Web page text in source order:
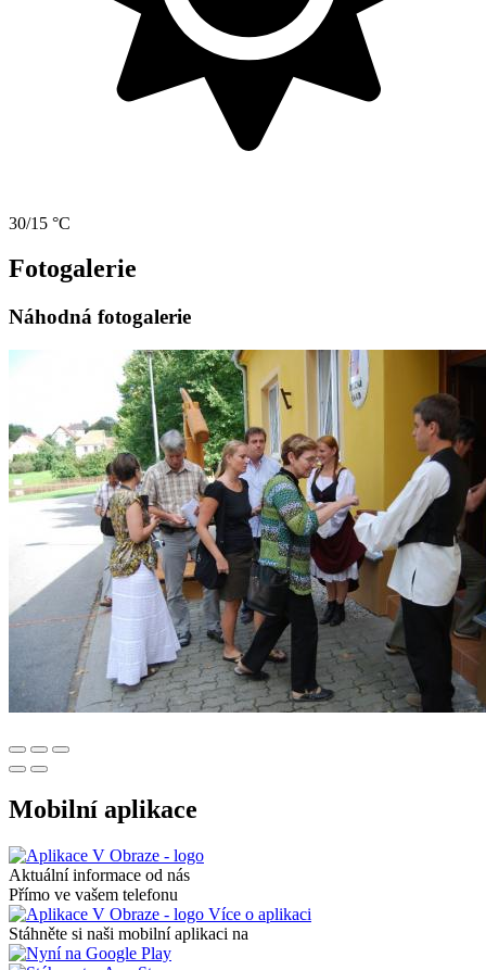
30/15 °C
Fotogalerie
Náhodná fotogalerie
Mobilní aplikace
Aktuální informace od nás
Přímo ve vašem telefonu
Více o aplikaci
Stáhněte si naši mobilní aplikaci na